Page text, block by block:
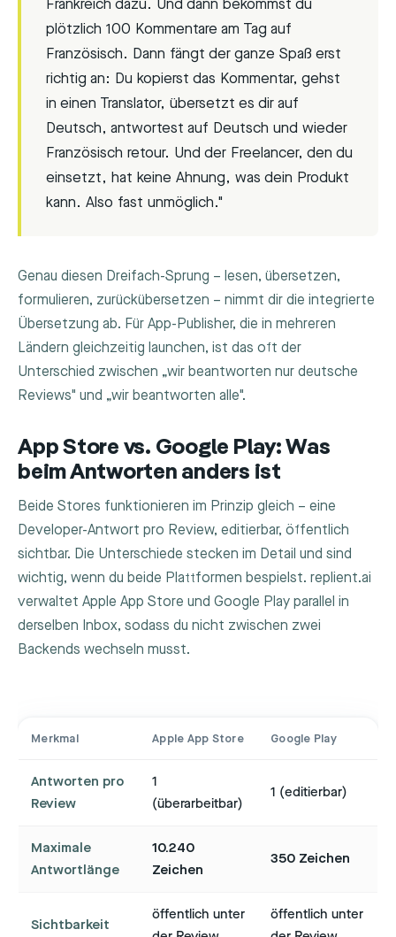
Frankreich dazu. Und dann bekommst du
plötzlich 100 Kommentare am Tag auf
Französisch. Dann fängt der ganze Spaß erst
richtig an: Du kopierst das Kommentar, gehst
in einen Translator, übersetzt es dir auf
Deutsch, antwortest auf Deutsch und wieder
Französisch retour. Und der Freelancer, den du
einsetzt, hat keine Ahnung, was dein Produkt
kann. Also fast unmöglich."
Genau diesen Dreifach-Sprung – lesen, übersetzen,
formulieren, zurückübersetzen – nimmt dir die integrierte
Übersetzung ab. Für App-Publisher, die in mehreren
Ländern gleichzeitig launchen, ist das oft der
Unterschied zwischen „wir beantworten nur deutsche
Reviews" und „wir beantworten alle".
App Store vs. Google Play: Was
beim Antworten anders ist
Beide Stores funktionieren im Prinzip gleich – eine
Developer-Antwort pro Review, editierbar, öffentlich
sichtbar. Die Unterschiede stecken im Detail und sind
wichtig, wenn du beide Plattformen bespielst. replient.ai
verwaltet Apple App Store und Google Play parallel in
derselben Inbox, sodass du nicht zwischen zwei
Backends wechseln musst.
Merkmal Apple App Store Google Play
Antworten pro
Review
1
(überarbeitbar)
1 (editierbar)
Maximale
Antwortlänge
10.240
Zeichen
350 Zeichen
Sichtbarkeit
öffentlich unter
öffentlich unter